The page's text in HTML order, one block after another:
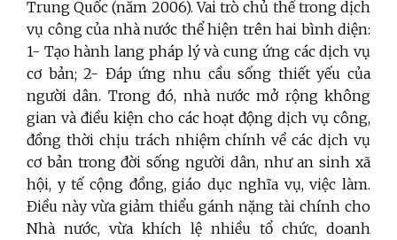
Trung Quốc (năm 2006). Vai trò chủ thể trong dịch
vụ công của nhà nước thể hiện trên hai bình diện:
1- Tạo hành lang pháp lý và cung ứng các dịch vụ
cơ bản; 2- Đáp ứng nhu cầu sống thiết yếu của
người dân. Trong đó, nhà nước mở rộng không
gian và điều kiện cho các hoạt động dịch vụ công,
đồng thời chịu trách nhiệm chính về các dịch vụ
cơ bản trong đời sống người dân, như an sinh xã
hội, y tế cộng đồng, giáo dục nghĩa vụ, việc làm.
Điều này vừa giảm thiểu gánh nặng tài chính cho
Nhà nước, vừa khích lệ nhiều tổ chức, doanh